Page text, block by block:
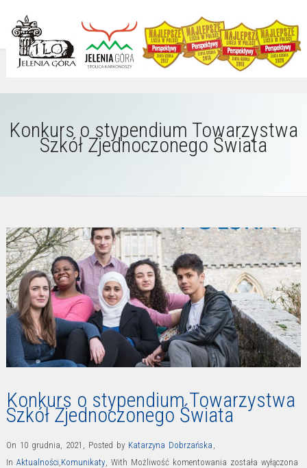
Konkurs o stypendium Towarzystwa
Szkół Zjednoczonego Świata
Konkurs o stypendium Towarzystwa
Szkół Zjednoczonego Świata
On 10 grudnia, 2021 Posted by Katarzyna Dobrzańska
In Aktualności Komunikaty With Możliwość komentowania Konkurs
została wyłączona